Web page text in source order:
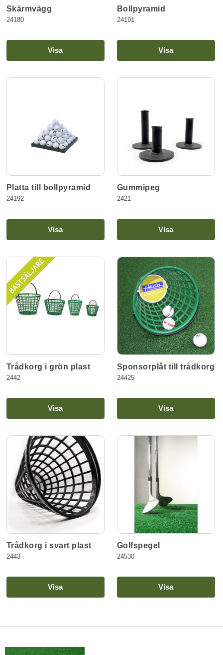
Skärmvägg
24180
Visa
Bollpyramid
24191
Visa
Platta till bollpyramid
24192
Visa
Gummipeg
2421
Visa
Trådkorg i grön plast
2442
Visa
Sponsorplåt till trådkorg
24425
Visa
Trådkorg i svart plast
2443
Visa
Golfspegel
24530
Visa